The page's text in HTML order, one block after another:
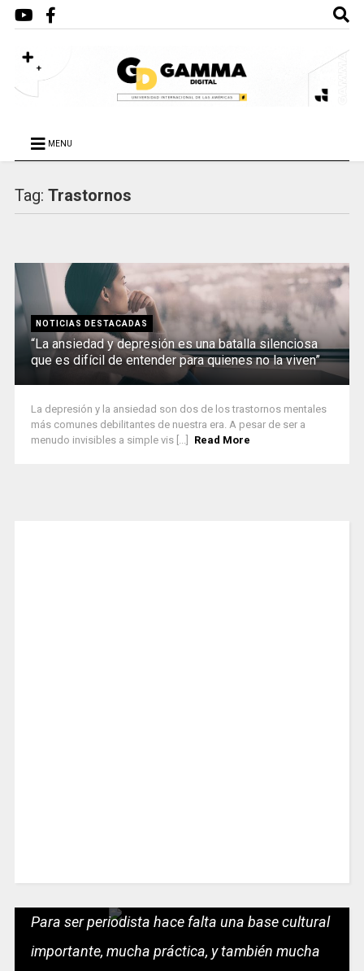
MENU
Tag: Trastornos
NOTICIAS DESTACADAS
“La ansiedad y depresión es una batalla silenciosa
que es difícil de entender para quienes no la viven”
La depresión y la ansiedad son dos de los trastornos mentales
más comunes debilitantes de nuestra era. A pesar de ser a
menudo invisibles a simple vis [...]
Read More
Para ser periodista hace falta una base cultural
importante, mucha práctica, y también mucha